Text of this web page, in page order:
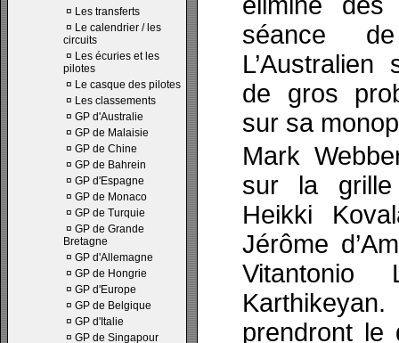
¤ Les transferts
¤ Le calendrier / les
circuits
¤ Les écuries et les
pilotes
¤ Le casque des pilotes
¤ Les classements
¤ GP d'Australie
¤ GP de Malaisie
¤ GP de Chine
¤ GP de Bahrein
¤ GP d'Espagne
¤ GP de Monaco
¤ GP de Turquie
¤ GP de Grande
Bretagne
¤ GP d'Allemagne
¤ GP de Hongrie
¤ GP d'Europe
¤ GP de Belgique
¤ GP d'Italie
¤ GP de Singapour
séance
de gros
sur sa
Mark
sur la
Heikki
Jérôme
prendront le